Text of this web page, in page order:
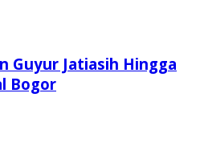
Guyur Jatiasih Hingga
Bogor